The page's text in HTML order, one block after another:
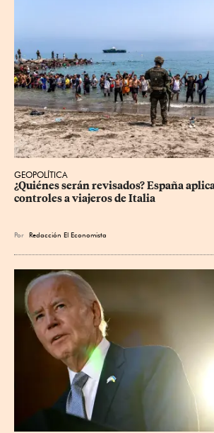
GEOPOLÍTICA
¿Quiénes serán revisados? España
controles a viajeros de Italia
Por Redacción El Economista